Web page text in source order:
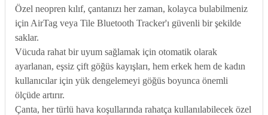
Özel neopren kılıf, çantanızı her zaman, kolayca bulabilmeniz
için AirTag veya Tile Bluetooth Tracker'ı güvenli bir şekilde
saklar.
Vücuda rahat bir uyum sağlamak için otomatik olarak
ayarlanan, eşsiz çift göğüs kayışları, hem erkek hem de kadın
kullanıcılar için yük dengelemeyi göğüs boyunca önemli
ölçüde artırır.
Çanta, her türlü hava koşullarında rahatça kullanılabilecek özel